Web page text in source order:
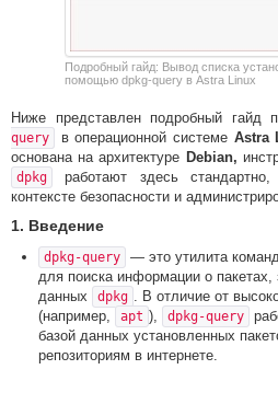
Подробный гайд: Вывод списка
помощью dpkg-query в Astra Linux
Ниже представлен подробный гайд
query
в операционной системе Astra
основана на архитектуре Debian,
dpkg
работают здесь
контексте безопасности и
1. Введение
dpkg-query
— это утилита
для поиска информации о пакетах,
данных
dpkg . В отличие от
(например,
apt ), dpkg-query
базой данных установленных
репозиториям в интернете.